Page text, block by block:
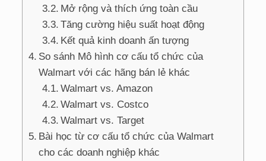
Mở rộng và thích ứng toàn cầu
Tăng cường hiệu suất hoạt động
Kết quả kinh doanh ấn tượng
So sánh Mô hình cơ cấu tổ chức của
Walmart với các hãng bán lẻ khác
Walmart vs. Amazon
Walmart vs. Costco
Walmart vs. Target
Bài học từ cơ cấu tổ chức của Walmart
cho các doanh nghiệp khác